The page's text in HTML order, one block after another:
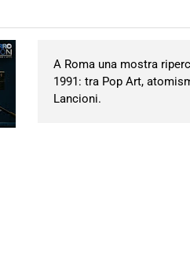
A Roma una mostra
1991: tra Pop Art,
Lancioni.